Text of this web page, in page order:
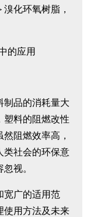
化环氧树脂，
制品的消耗量大
塑料的阻燃改性
阻燃效率高，
类社会的环保意
视。
宽广的适用范
使用方法及未来